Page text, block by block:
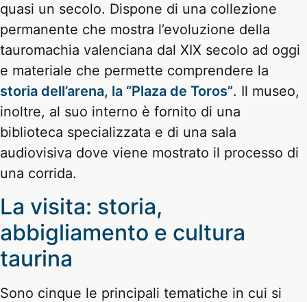
quasi un secolo. Dispone di una collezione
permanente che mostra l’evoluzione della
tauromachia valenciana dal XIX secolo ad oggi
e materiale che permette comprendere la
storia dell’arena, la “Plaza de Toros”. Il museo,
inoltre, al suo interno è fornito di una
biblioteca specializzata e di una sala
audiovisiva dove viene mostrato il processo di
una corrida.
La visita: storia,
abbigliamento e cultura
taurina
Sono cinque le principali tematiche in cui si